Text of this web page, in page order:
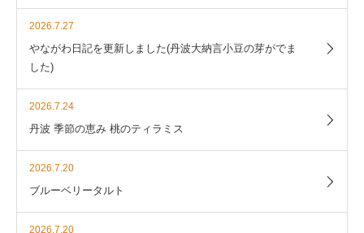
2026.7.27
やながわ日記を更新しました(丹波大納言小豆の芽がでま
した)
2026.7.24
丹波 季節の恵み 桃のティラミス
2026.7.20
ブルーベリータルト
2026.7.20